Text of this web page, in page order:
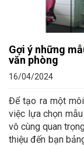
Gợi ý những
văn phòng
16/04/2024
Để tạo ra một
việc lựa chọn
vô cùng quan
thiệu đến bạn